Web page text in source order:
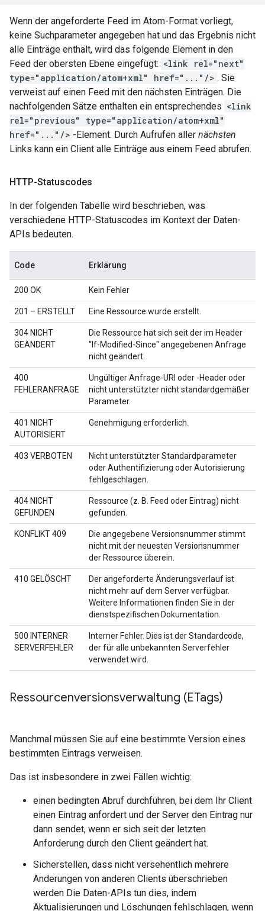
Wenn der angeforderte Feed im Atom-Format vorliegt,
keine Suchparameter angegeben hat und das Ergebnis nicht
alle Einträge enthält, wird das folgende Element in den
Feed der obersten Ebene eingefügt: <link rel="next"
type="application/atom+xml" href="..."/> . Sie
verweist auf einen Feed mit den nächsten Einträgen. Die
nachfolgenden Sätze enthalten ein entsprechendes <link
rel="previous" type="application/atom+xml"
href="..."/> -Element. Durch Aufrufen aller nächsten
Links kann ein Client alle Einträge aus einem Feed abrufen.
HTTP-Statuscodes
In der folgenden Tabelle wird beschrieben, was
verschiedene HTTP-Statuscodes im Kontext der Daten-
APIs bedeuten.
Code Erklärung
200 OK Kein Fehler
201 – ERSTELLT Eine Ressource wurde erstellt.
304 NICHT
GEÄNDERT
Die Ressource hat sich seit der im Header
"If-Modified-Since" angegebenen Anfrage
nicht geändert.
400
FEHLERANFRAGE
Ungültiger Anfrage-URI oder -Header oder
nicht unterstützter nicht standardgemäßer
Parameter.
401 NICHT
AUTORISIERT
Genehmigung erforderlich.
403 VERBOTEN
Nicht unterstützter Standardparameter
oder Authentifizierung oder Autorisierung
fehlgeschlagen.
404 NICHT
GEFUNDEN
Ressource (z. B. Feed oder Eintrag) nicht
gefunden.
KONFLIKT 409
Die angegebene Versionsnummer stimmt
nicht mit der neuesten Versionsnummer
der Ressource überein.
410 GELÖSCHT
Der angeforderte Änderungsverlauf ist
nicht mehr auf dem Server verfügbar.
Weitere Informationen finden Sie in der
dienstspezifischen Dokumentation.
500 INTERNER
SERVERFEHLER
Interner Fehler. Dies ist der Standardcode,
der für alle unbekannten Serverfehler
verwendet wird.
Ressourcenversionsverwaltung (ETags)
Manchmal müssen Sie auf eine bestimmte Version eines
bestimmten Eintrags verweisen.
Das ist insbesondere in zwei Fällen wichtig:
einen bedingten Abruf durchführen, bei dem Ihr Client
einen Eintrag anfordert und der Server den Eintrag nur
dann sendet, wenn er sich seit der letzten
Anforderung durch den Client geändert hat.
Sicherstellen, dass nicht versehentlich mehrere
Änderungen von anderen Clients überschrieben
werden Die Daten-APIs tun dies, indem
Aktualisierungen und Löschungen fehlschlagen, wenn